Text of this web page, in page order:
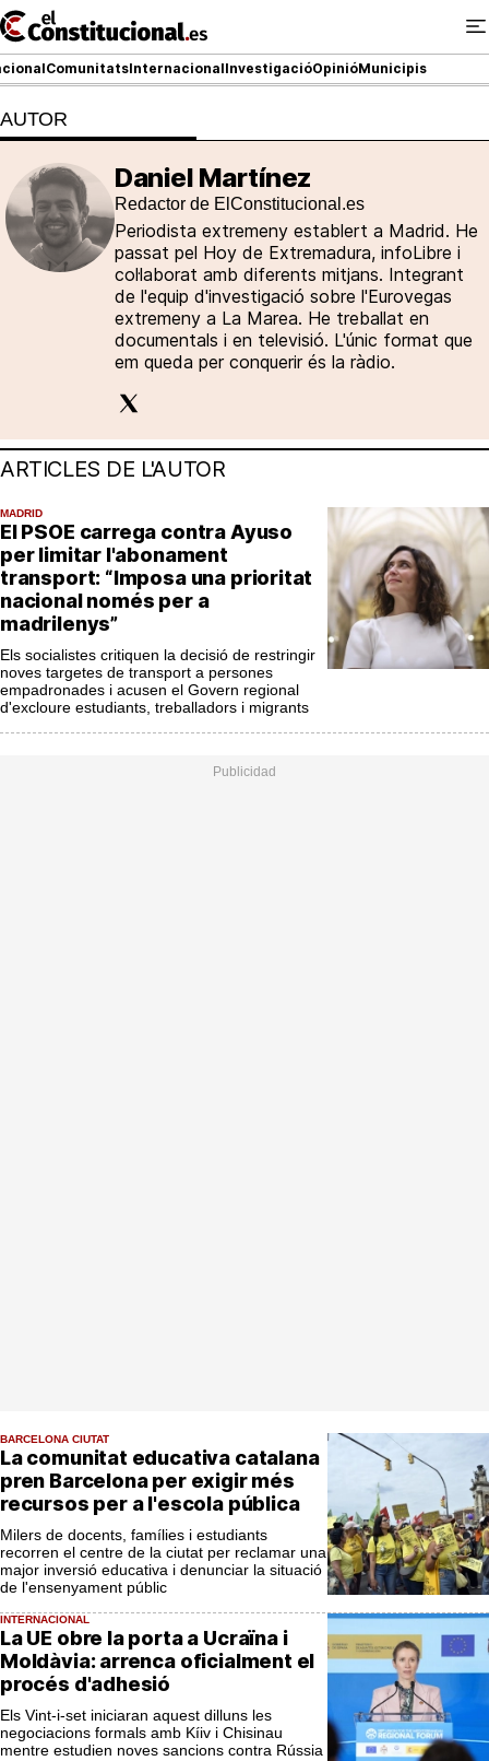
Ir
al
contenido
ComunitatsInternacionalInvestigacióOpinióMunicipis
NACIONAL
COMUNITATS
ElConstitucional TV
MésQueTele
ElConstitucional +
MésQueEstil
MésQuePartits
MésQueMercats
JudiciExprés
INVESTIGACIÓ
INTERNACIONAL
OPINIÓ
AUTOR
Daniel Martínez
Redactor de ElConstitucional.es
Periodista extremeny establert a Madrid. He
passat pel Hoy de Extremadura, infoLibre i
col·laborat amb diferents mitjans. Integrant
de l'equip d'investigació sobre l'Eurovegas
extremeny a La Marea. He treballat en
documentals i en televisió. L'únic format que
em queda per conquerir és la ràdio.
ARTICLES DE L'AUTOR
MADRID
El PSOE carrega contra Ayuso
per limitar l'abonament
transport: “Imposa una prioritat
nacional només per a
madrilenys”
Els socialistes critiquen la decisió de restringir
noves targetes de transport a persones
empadronades i acusen el Govern regional
d'excloure estudiants, treballadors i migrants
BARCELONA CIUTAT
La comunitat educativa catalana
pren Barcelona per exigir més
recursos per a l'escola pública
Milers de docents, famílies i estudiants
recorren el centre de la ciutat per reclamar una
major inversió educativa i denunciar la situació
de l'ensenyament públic
INTERNACIONAL
La UE obre la porta a Ucraïna i
Moldàvia: arrenca oficialment el
procés d'adhesió
Els Vint-i-set iniciaran aquest dilluns les
negociacions formals amb Kíiv i Chisinau
mentre estudien noves sancions contra Rússia